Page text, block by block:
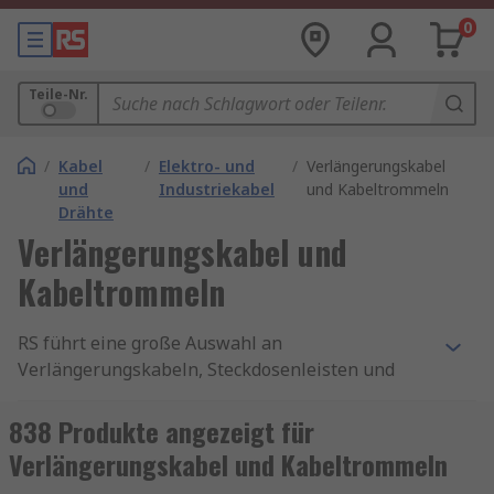
0
Teile-Nr.
/ Kabel
und
Drähte
/ Elektro- und
Industriekabel
/ Verlängerungskabel
und Kabeltrommeln
Verlängerungskabel und
Kabeltrommeln
RS führt eine große Auswahl an
Verlängerungskabeln, Steckdosenleisten und
Marken wiebrennenstuhl,ABL Sursum
Schneider Electric,Kopp,Legrandsowie
unserer hauseigenen professionellen Marke.
838 Produkte angezeigt für
Verlängerungskabel und Kabeltrommeln